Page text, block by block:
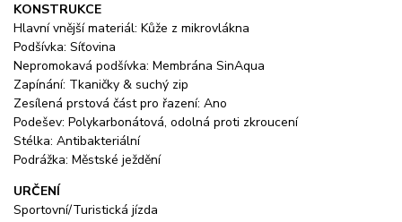
KONSTRUKCE
Hlavní vnější materiál: Kůže z mikrovlákna
Podšívka: Síťovina
Nepromokavá podšívka: Membrána SinAqua
Zapínání: Tkaničky & suchý zip
Zesílená prstová část pro řazení: Ano
Podešev: Polykarbonátová, odolná proti zkroucení
Stélka: Antibakteriální
Podrážka: Městské ježdění
URČENÍ
Sportovní/Turistická jízda